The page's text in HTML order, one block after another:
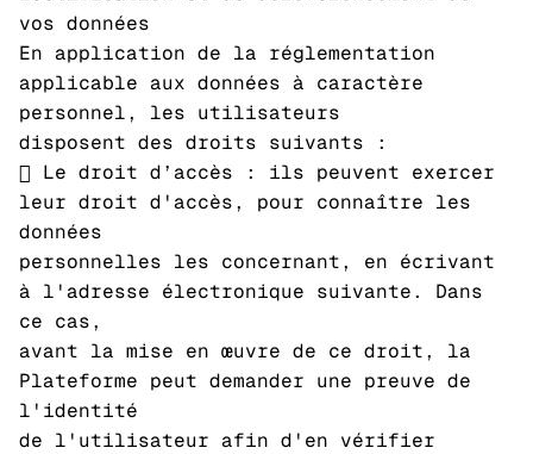
vos données
En application de la réglementation
applicable aux données à caractère
personnel, les utilisateurs
disposent des droits suivants :
 Le droit d’accès : ils peuvent exercer
leur droit d'accès, pour connaître les
données
personnelles les concernant, en écrivant
à l'adresse électronique suivante. Dans
ce cas,
avant la mise en œuvre de ce droit, la
Plateforme peut demander une preuve de
l'identité
de l'utilisateur afin d'en vérifier